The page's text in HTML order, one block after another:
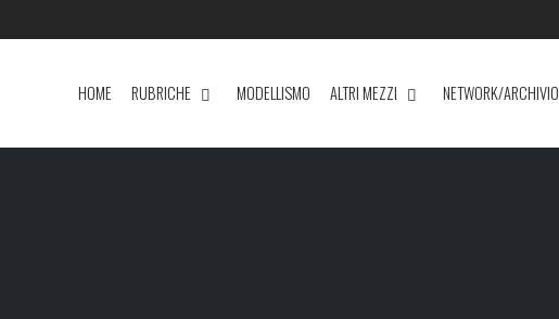
HOME RUBRICHE MODELLISMO ALTRI MEZZI NETWORK/ARCHIVIO